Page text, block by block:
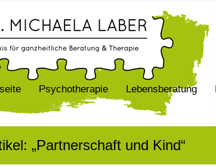
Psychotherapie Lebensberatung
„Partnerschaft und Kind“